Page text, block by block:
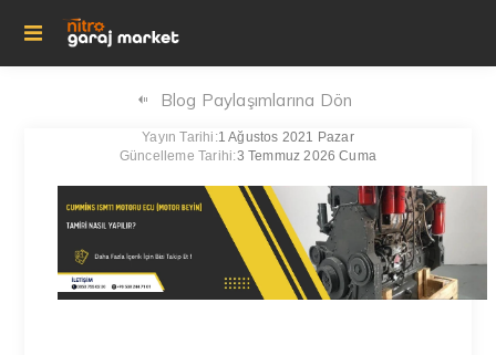
Blog Paylaşımlarına Dön
Yayın Tarihi:1 Ağustos 2021 Pazar
Güncelleme Tarihi:3 Temmuz 2026 Cuma